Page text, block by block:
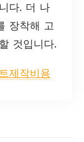
다. 더 나
장착해 고
것입니다.
제작비용